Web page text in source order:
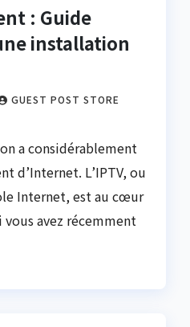
: Guide
installation
GUEST POST STORE
a considérablement
d’Internet. L’IPTV, ou
Internet, est au cœur
avez récemment